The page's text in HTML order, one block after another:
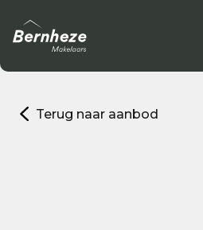
Terug naar aanbod